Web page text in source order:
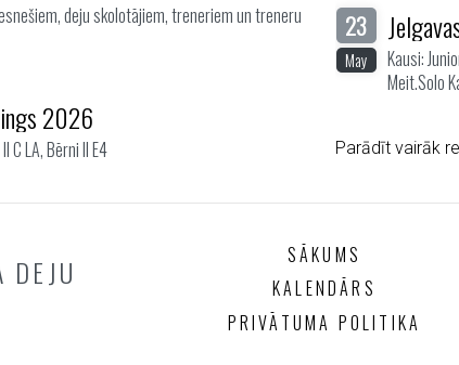
deju skolotājiem, treneriem un treneru
2026
C LA, Bērni II E4
23
May
Kausi:
Meit.Solo
Parādīt vairāk
DEJU
SĀKUMS
KALENDĀRS
PRIVĀTUMA POLITIKA